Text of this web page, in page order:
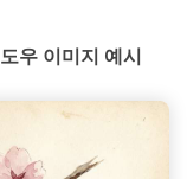
우 이미지 예시